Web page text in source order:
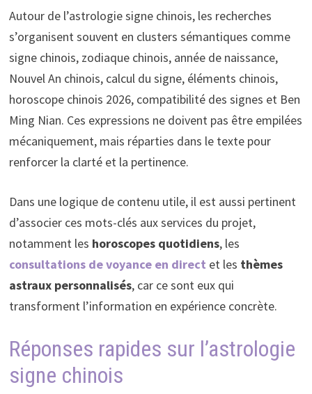
Autour de l’astrologie signe chinois, les recherches
s’organisent souvent en clusters sémantiques comme
signe chinois, zodiaque chinois, année de naissance,
Nouvel An chinois, calcul du signe, éléments chinois,
horoscope chinois 2026, compatibilité des signes et Ben
Ming Nian. Ces expressions ne doivent pas être empilées
mécaniquement, mais réparties dans le texte pour
renforcer la clarté et la pertinence.
Dans une logique de contenu utile, il est aussi pertinent
d’associer ces mots-clés aux services du projet,
notamment les horoscopes quotidiens, les
consultations de voyance en direct et les thèmes
astraux personnalisés, car ce sont eux qui
transforment l’information en expérience concrète.
Réponses rapides sur l’astrologie
signe chinois